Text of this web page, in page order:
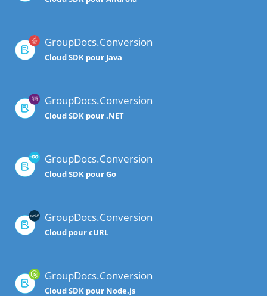
GroupDocs.Conversion
Cloud SDK pour Java
GroupDocs.Conversion
Cloud SDK pour .NET
GroupDocs.Conversion
Cloud SDK pour Go
GroupDocs.Conversion
Cloud pour cURL
GroupDocs.Conversion
Cloud SDK pour Node.js